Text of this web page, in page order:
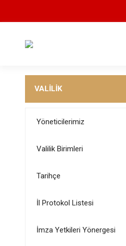
VALİLİK
Yöneticilerimiz
Valilik Birimleri
Tarihçe
İl Protokol Listesi
İmza Yetkileri Yönergesi